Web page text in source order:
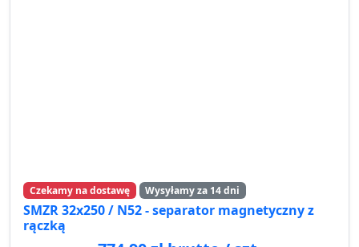
Czekamy na dostawę Wysyłamy za 14 dni
SMZR 32x250 / N52 - separator magnetyczny z
rączką